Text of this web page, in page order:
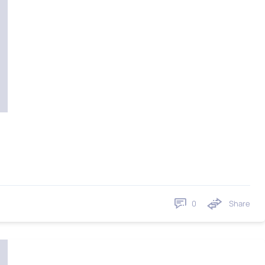
0 Share